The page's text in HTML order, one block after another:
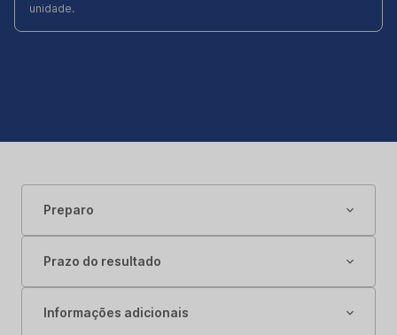
unidade.
Preparo
Prazo do resultado
Informações adicionais